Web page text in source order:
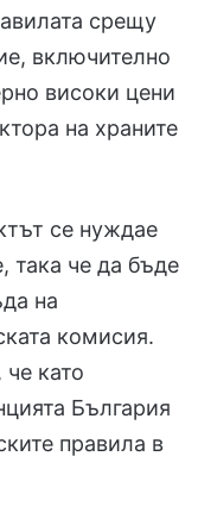
срещу
включително
високи цени
на храните
се нуждае
така че да бъде
на
комисия.
че като
България
правила в